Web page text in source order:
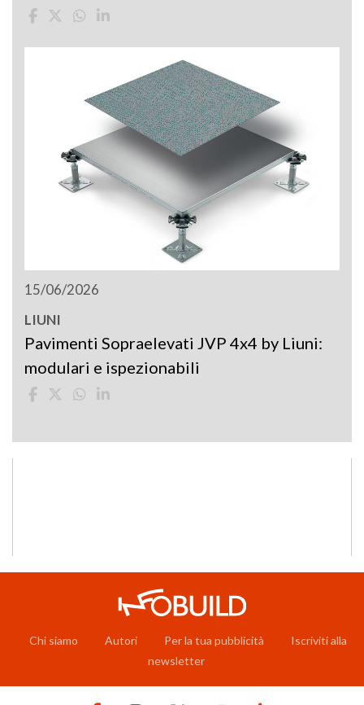
15/06/2026
LIUNI
Pavimenti Sopraelevati JVP 4x4 by Liuni:
modulari e ispezionabili
Chi siamo Autori Per la tua pubblicità
Iscriviti alla
newsletter